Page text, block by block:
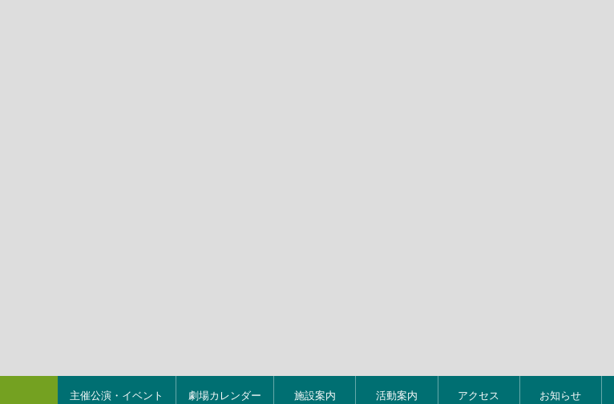
主催公演・イベント 劇場カレンダー 施設案内 活動案内 アクセス お知らせ